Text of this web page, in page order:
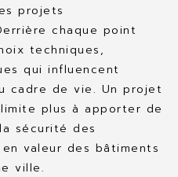
projets
chaque point
techniques,
qui influencent
cadre de vie. Un projet
plus à apporter de
sécurité des
valeur des bâtiments
ville.